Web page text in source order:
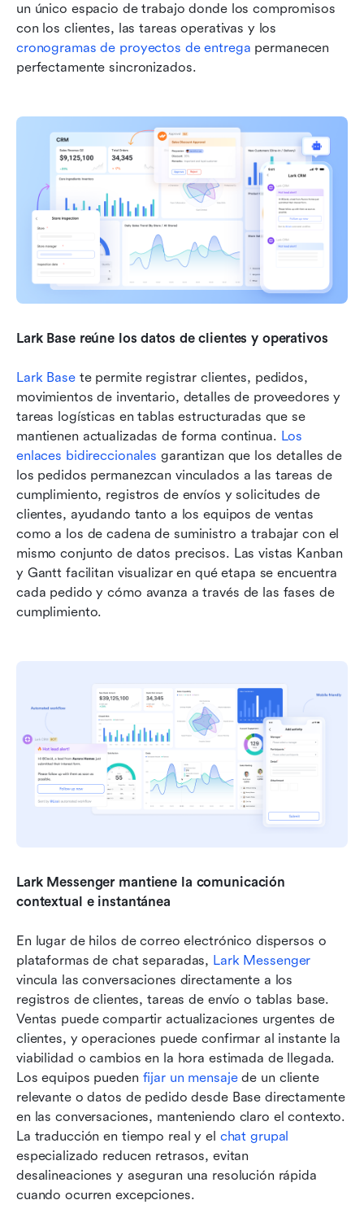
un único espacio de trabajo donde los compromisos
cronogramas de proyectos de entrega permanecen
perfectamente sincronizados.
Lark Base reúne los datos de clientes y operativos
Lark Base te permite registrar clientes, pedidos,
movimientos de inventario, detalles de proveedores y
tareas logísticas en tablas estructuradas que se
mantienen actualizadas de forma continua. Los
enlaces bidireccionales garantizan que los detalles de
los pedidos permanezcan vinculados a las tareas de
cumplimiento, registros de envíos y solicitudes de
clientes, ayudando tanto a los equipos de ventas
como a los de cadena de suministro a trabajar con el
mismo conjunto de datos precisos. Las vistas Kanban
y Gantt facilitan visualizar en qué etapa se encuentra
cada pedido y cómo avanza a través de las fases de
cumplimiento.
Lark Messenger mantiene la comunicación
contextual e instantánea
En lugar de hilos de correo electrónico dispersos o
plataformas de chat separadas, Lark Messenger
vincula las conversaciones directamente a los
registros de clientes, tareas de envío o tablas base.
Ventas puede compartir actualizaciones urgentes de
clientes, y operaciones puede confirmar al instante la
viabilidad o cambios en la hora estimada de llegada.
Los equipos pueden fijar un mensaje de un cliente
relevante o datos de pedido desde Base directamente
en las conversaciones, manteniendo claro el contexto.
La traducción en tiempo real y el chat grupal
especializado reducen retrasos, evitan
desalineaciones y aseguran una resolución rápida
cuando ocurren excepciones.